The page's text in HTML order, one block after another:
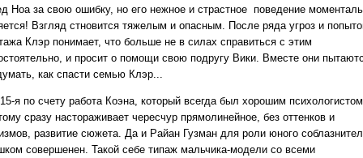
Ноа за свою ошибку, но его нежное и страстное поведение
Взгляд стновится тяжелым и опасным. После ряда угроз и
Клэр понимает, что больше не в силах справиться с этим
и просит о помощи свою подругу Вики. Вместе они
как спасти семью Клэр...
я по счету работа Коэна, который всегда был хорошим
сразу настораживает чересчур прямолинейное, без оттенков и
развитие сюжета. Да и Райан Гузман для роли юного
совершенен. Такой себе типаж мальчика-модели со всеми